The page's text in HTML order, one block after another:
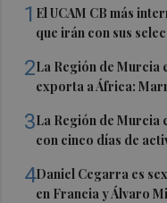
1 El UCAM CB más
que irán con sus
2La Región de Murcia
exporta a África:
3La Región de Murcia
con cinco días de
4Daniel Cegarra es
en Francia y Álvaro